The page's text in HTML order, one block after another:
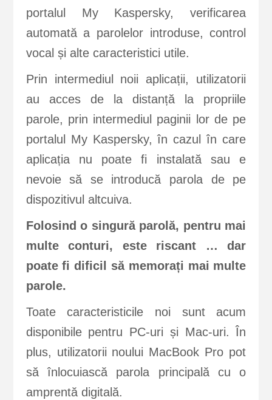
portalul My Kaspersky, verificarea
automată a parolelor introduse, control
vocal și alte caracteristici utile.
Prin intermediul noii aplicații, utilizatorii
au acces de la distanță la propriile
parole, prin intermediul paginii lor de pe
portalul My Kaspersky, în cazul în care
aplicația nu poate fi instalată sau e
nevoie să se introducă parola de pe
dispozitivul altcuiva.
Folosind o singură parolă, pentru mai
multe conturi, este riscant … dar
poate fi dificil să memorați mai multe
parole.
Toate caracteristicile noi sunt acum
disponibile pentru PC-uri și Mac-uri. În
plus, utilizatorii noului MacBook Pro pot
să înlocuiască parola principală cu o
amprentă digitală.